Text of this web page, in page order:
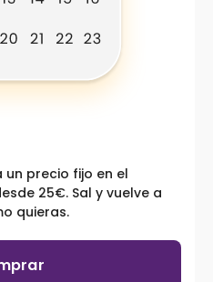
precio fijo en el
25€. Sal y vuelve a
quieras.